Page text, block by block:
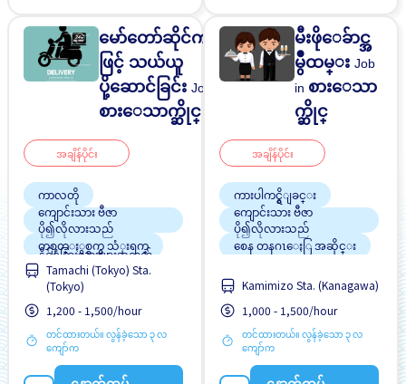
မော်တော်ဆိုင်ကယ်
ဖြင့် သယ်ယူ
ပို့ဆောင်ခြင်းJob in
စားေသာက္ဆိုင္
အချိန်ပိုင်း
ကာလတို
ကျောင်းသား ဗီဇာ
ပို၍လိုလားသည်
တစ္ပတ္ႏွစ္ရက္မွ သံုးရက္
နိုင်ငံခြားသားများအတွက်
လေ့ကျင့်သင်ကြားနိုင်မည့်
လက်စွဲစာအုပ်ရှိသည်
ပရိုမိုးရွင္း
လမ္းစရိတ္ေပးသည္
ဝင်ငွေအများအပြားရရန်
အလားအလာရှိသည်
အချိန်ပြည့် အလုပ်လုပ်ခွင့်ရ
ရန် အခွင့်အရေးရှိသည်
Tamachi (Tokyo) Sta.
(Tokyo)
1,200 - 1,500/hour
တင်ထားတယ်။ လွန်ခဲ့သော ၃ လ
ကျော်က
မီးဖိုေခ်ာင္အ
မွဳထမ္းJob
in စားေသာ
က္ဆိုင္
အချိန်ပိုင်း
ကားပါကင္ရွိျခင္း
ကျောင်းသား ဗီဇာ
ပို၍လိုလားသည်
စေန တနဂၤေႏြ အဆိုင္း
တစ္ပတ္ႏွစ္ရက္မွ သံုးရက္
ထမင်းကျွေးမည်
လမ္းစရိတ္ေပးသည္
အဆောင်ပေးမည်
Kamimizo Sta. (Kanagawa)
1,000 - 1,500/hour
တင်ထားတယ်။ လွန်ခဲ့သော ၃ လ
ကျော်က